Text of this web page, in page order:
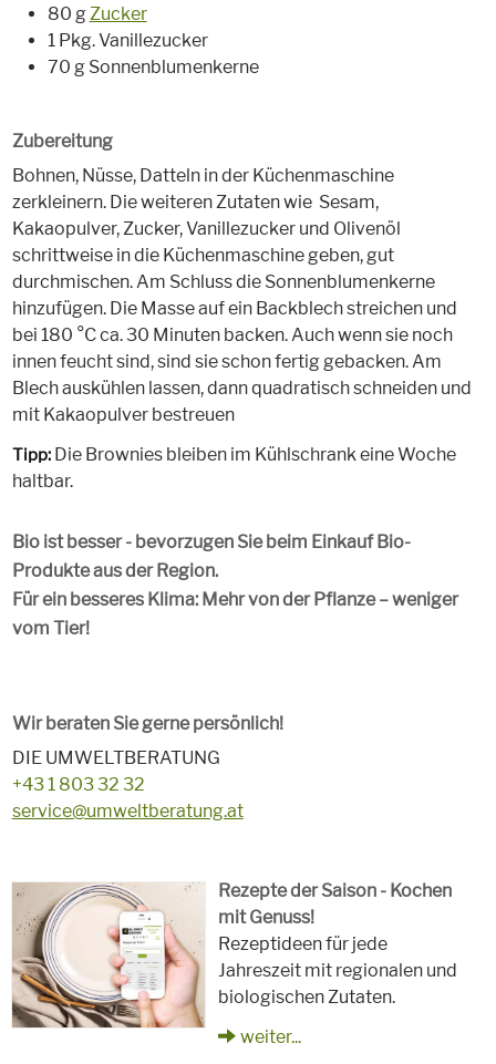
80 gZucker
1 Pkg. Vanillezucker
70 g Sonnenblumenkerne
Zubereitung
Bohnen, Nüsse, Datteln in der Küchenmaschine
zerkleinern. Die weiteren Zutaten wie Sesam,
Kakaopulver, Zucker, Vanillezucker und Olivenöl
schrittweise in die Küchenmaschine geben, gut
durchmischen. Am Schluss die Sonnenblumenkerne
hinzufügen. Die Masse auf ein Backblech streichen und
bei 180 °C ca. 30 Minuten backen. Auch wenn sie noch
innen feucht sind, sind sie schon fertig gebacken. Am
Blech auskühlen lassen, dann quadratisch schneiden und
mit Kakaopulver bestreuen
Tipp:Die Brownies bleiben im Kühlschrank eine Woche
haltbar.
Bio ist besser - bevorzugen Sie beim Einkauf Bio-
Produkte aus der Region.
Für ein besseres Klima: Mehr von der Pflanze – weniger
vom Tier!
Wir beraten Sie gerne persönlich!
DIE UMWELTBERATUNG
+43 1 803 32 32
service@umweltberatung.at
Rezepte der Saison - Kochen
mit Genuss!
Rezeptideen für jede
Jahreszeit mit regionalen und
biologischen Zutaten.
weiter...